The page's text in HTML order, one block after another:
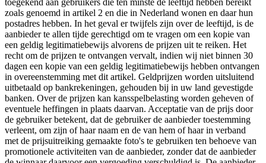
zoals genoemd in artikel 2 en die in Nederland wonen en daar hun
postadres hebben. In het geval er twijfels zijn over de leeftijd, is de
aanbieder te allen tijde gerechtigd om te vragen om een kopie van
een geldig legitimatiebewijs alvorens de prijzen uit te reiken. Het
recht om de prijzen te ontvangen vervalt, indien wij niet binnen 30
dagen een kopie van een geldig legitimatiebewijs hebben ontvangen
in overeenstemming met dit artikel. Geldprijzen worden uitsluitend
uitbetaald op bankrekeningen, gehouden bij in uw land gevestigde
banken. Over de prijzen kan kansspelbelasting worden geheven of
eventuele heffingen in plaats daarvan. Acceptatie van de prijs door
de gebruiker betekent, dat de gebruiker de aanbieder toestemming
verleent, om zijn of haar naam en de van hem of haar in verband
met de prijsuitreiking gemaakte foto's te gebruiken ten behoeve van
promotionele activiteiten van de aanbieder, zonder dat de aanbieder